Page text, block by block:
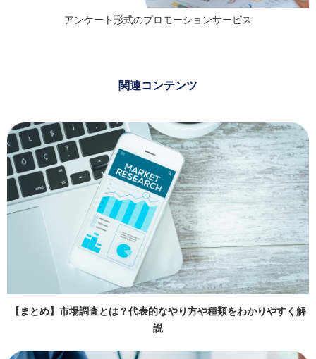
アンケート形式のプロモーションサービス
関連コンテンツ
【まとめ】市場調査とは？代表的なやり方や種類をわかりやすく解
説